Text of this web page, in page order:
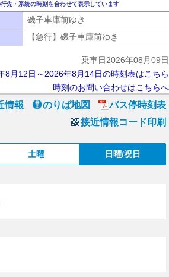
先・系統の時刻を合わせて表示しています
磯子車庫前ゆき
327系統【急行】磯子車庫前ゆき
乗車日2026年08月09日
8月12日～2026年8月14日の時刻表はこちら
時刻のお問い合わせはこちらへ
情報 のりば地図
バス停時刻表
接近情報コード印刷
土曜 日曜/祝日